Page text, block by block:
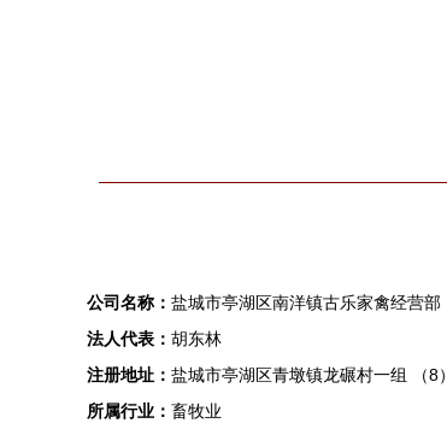
公司名称： 盐城市亭湖区南洋镇古乐家禽经营部
法人代表： 胡东林
注册地址： 盐城市亭湖区青墩镇龙碾村一组 （8）
所属行业： 畜牧业